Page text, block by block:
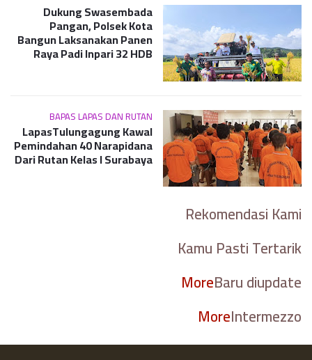
Dukung Swasembada
Pangan, Polsek Kota
Bangun Laksanakan Panen
Raya Padi Inpari 32 HDB
BAPAS LAPAS DAN RUTAN
LapasTulungagung Kawal
Pemindahan 40 Narapidana
Dari Rutan Kelas I Surabaya
Rekomendasi Kami
Kamu Pasti Tertarik
MoreBaru diupdate
MoreIntermezzo